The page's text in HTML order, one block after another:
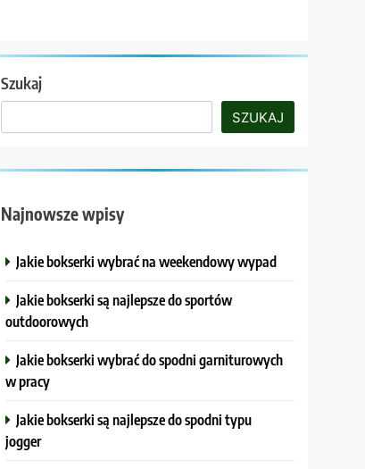
Szukaj
SZUKAJ
Najnowsze wpisy
Jakie bokserki wybrać na weekendowy wypad
Jakie bokserki są najlepsze do sportów
outdoorowych
Jakie bokserki wybrać do spodni garniturowych
w pracy
Jakie bokserki są najlepsze do spodni typu
jogger